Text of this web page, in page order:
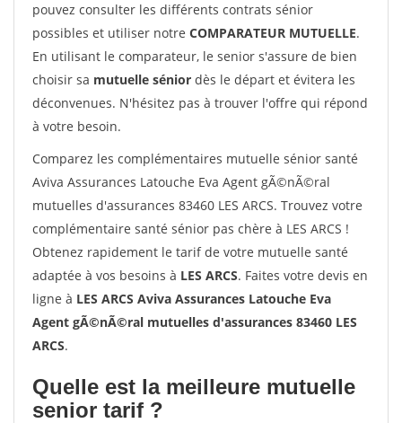
pouvez consulter les différents contrats sénior
possibles et utiliser notre COMPARATEUR MUTUELLE.
En utilisant le comparateur, le senior s'assure de bien
choisir sa mutuelle sénior dès le départ et évitera les
déconvenues. N'hésitez pas à trouver l'offre qui répond
à votre besoin.
Comparez les complémentaires mutuelle sénior santé
Aviva Assurances Latouche Eva Agent gÃ©nÃ©ral
mutuelles d'assurances 83460 LES ARCS. Trouvez votre
complémentaire santé sénior pas chère à LES ARCS !
Obtenez rapidement le tarif de votre mutuelle santé
adaptée à vos besoins à LES ARCS. Faites votre devis en
ligne à LES ARCS Aviva Assurances Latouche Eva
Agent gÃ©nÃ©ral mutuelles d'assurances 83460 LES
ARCS.
Quelle est la meilleure mutuelle
senior tarif ?